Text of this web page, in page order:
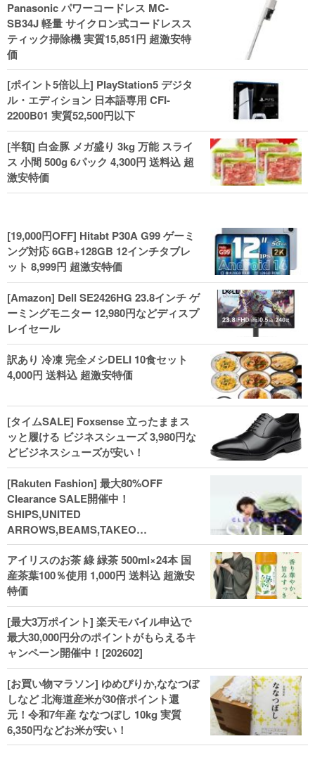
ル！
Panasonic パワーコードレス MC-
SB34J 軽量 サイクロン式コードレスス
ティック掃除機 実質15,851円 超激安特
価
[ポイント5倍以上] PlayStation5 デジタ
ル・エディション 日本語専用 CFI-
2200B01 実質52,500円以下
[半額] 白金豚 メガ盛り 3kg 万能 スライ
ス 小間 500g 6パック 4,300円 送料込 超
激安特価
[19,000円OFF] Hitabt P30A G99 ゲーミ
ング対応 6GB+128GB 12インチタブレ
ット 8,999円 超激安特価
[Amazon] Dell SE2426HG 23.8インチ ゲ
ーミングモニター 12,980円などディスプ
レイセール
訳あり 冷凍 完全メシDELI 10食セット
4,000円 送料込 超激安特価
[タイムSALE] Foxsense 立ったままス
ッと履ける ビジネスシューズ 3,980円な
どビジネスシューズが安い！
[Rakuten Fashion] 最大80%OFF
Clearance SALE開催中！
SHIPS,UNITED
ARROWS,BEAMS,TAKEO
KIKUCHI,COACH,MICHAEL KORSなど
(202602)
アイリスのお茶 綠 緑茶 500ml×24本 国
産茶葉100％使用 1,000円 送料込 超激安
特価
[最大3万ポイント] 楽天モバイル申込で
最大30,000円分のポイントがもらえるキ
ャンペーン開催中！[202602]
[お買い物マラソン] ゆめぴりか,ななつぼ
しなど 北海道産米が30倍ポイント還
元！令和7年産 ななつぼし 10kg 実質
6,350円などお米が安い！